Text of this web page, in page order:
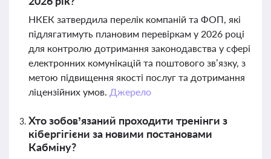
НКЕК затвердила перелік компаній та ФОП, які
підлягатимуть плановим перевіркам у 2026 році
для контролю дотримання законодавства у сфері
електронних комунікацій та поштового зв’язку, з
метою підвищення якості послуг та дотримання
ліцензійних умов. Джерело
Хто зобов’язаний проходити тренінги з
кібергігієни за новими постановами
Кабміну?